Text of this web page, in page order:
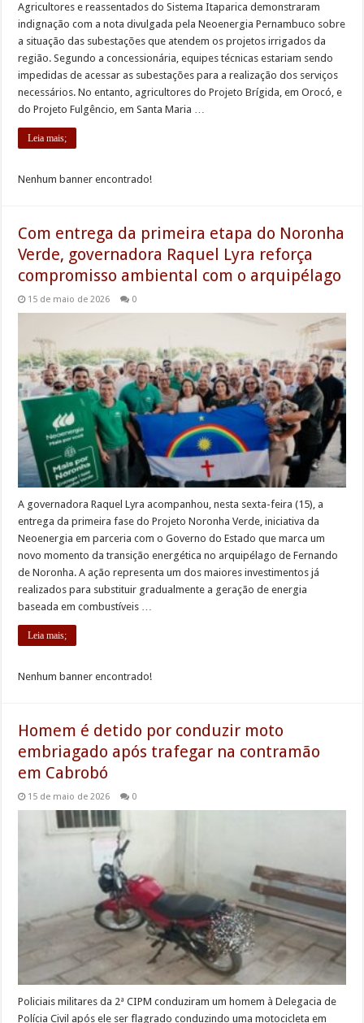
Agricultores e reassentados do Sistema Itaparica demonstraram
indignação com a nota divulgada pela Neoenergia Pernambuco sobre
a situação das subestações que atendem os projetos irrigados da
região. Segundo a concessionária, equipes técnicas estariam sendo
impedidas de acessar as subestações para a realização dos serviços
necessários. No entanto, agricultores do Projeto Brígida, em Orocó, e
do Projeto Fulgêncio, em Santa Maria …
Leia mais;
Nenhum banner encontrado!
Com entrega da primeira etapa do Noronha
Verde, governadora Raquel Lyra reforça
compromisso ambiental com o arquipélago
15 de maio de 2026 0
A governadora Raquel Lyra acompanhou, nesta sexta-feira (15), a
entrega da primeira fase do Projeto Noronha Verde, iniciativa da
Neoenergia em parceria com o Governo do Estado que marca um
novo momento da transição energética no arquipélago de Fernando
de Noronha. A ação representa um dos maiores investimentos já
realizados para substituir gradualmente a geração de energia
baseada em combustíveis …
Leia mais;
Nenhum banner encontrado!
Homem é detido por conduzir moto
embriagado após trafegar na contramão
em Cabrobó
15 de maio de 2026 0
Policiais militares da 2ª CIPM conduziram um homem à Delegacia de
Polícia Civil após ele ser flagrado conduzindo uma motocicleta em